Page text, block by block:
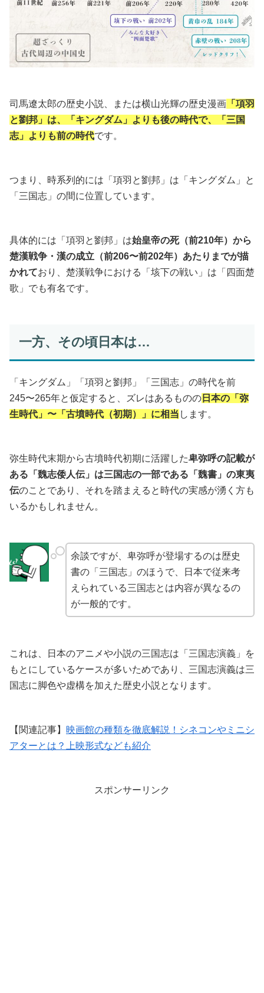
司馬遼太郎の歴史小説、または横山光輝の歴史漫画 「項羽
と劉邦」は、「キングダム」よりも後の時代で、「三国
志」よりも前の時代です。
つまり、時系列的には「項羽と劉邦」は「キングダム」と
「三国志」の間に位置しています。
具体的には「項羽と劉邦」は始皇帝の死（前210年）から
楚漢戦争・漢の成立（前206〜前202年）あたりまでが描
かれており、楚漢戦争における「垓下の戦い」は「四面楚
歌」でも有名です。
一方、その頃日本は…
「キングダム」「項羽と劉邦」「三国志」の時代を前
245〜265年と仮定すると、ズレはあるものの 日本の「弥
生時代」〜「古墳時代（初期）」に相当 します。
弥生時代末期から古墳時代初期に活躍した卑弥呼の記載が
ある「魏志倭人伝」は三国志の一部である「魏書」の東夷
伝のことであり、それを踏まえると時代の実感が湧く方も
いるかもしれません。
余談ですが、卑弥呼が登場するのは歴史
書の「三国志」のほうで、日本で従来考
えられている三国志とは内容が異なるの
が一般的です。
これは、日本のアニメや小説の三国志は「三国志演義」を
もとにしているケースが多いためであり、三国志演義は三
国志に脚色や虚構を加えた歴史小説となります。
【関連記事】 映画館の種類を徹底解説！シネコンやミニシ
アターとは？上映形式なども紹介
スポンサーリンク